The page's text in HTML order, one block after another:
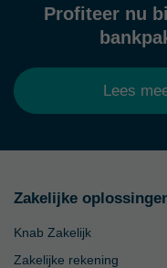
Profiteer nu
Lees
Zakelijke
Knab Zakelijk
Zakelijke rekening